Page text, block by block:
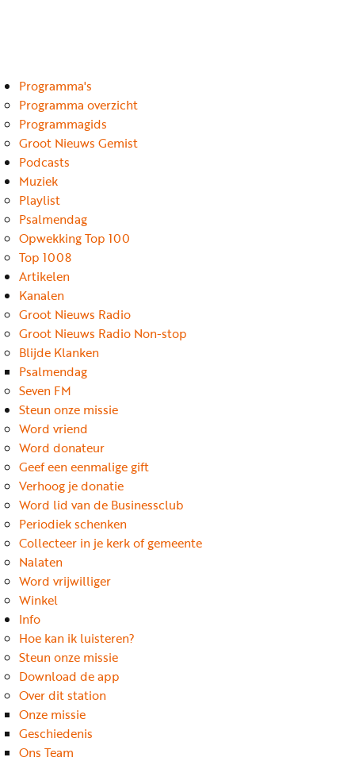
Programma's
Programma overzicht
Programmagids
Groot Nieuws Gemist
Podcasts
Muziek
Playlist
Psalmendag
Opwekking Top 100
Top 1008
Artikelen
Kanalen
Groot Nieuws Radio
Groot Nieuws Radio Non-stop
Blijde Klanken
Psalmendag
Seven FM
Steun onze missie
Word vriend
Word donateur
Geef een eenmalige gift
Verhoog je donatie
Word lid van de Businessclub
Periodiek schenken
Collecteer in je kerk of gemeente
Nalaten
Word vrijwilliger
Winkel
Info
Hoe kan ik luisteren?
Steun onze missie
Download de app
Over dit station
Onze missie
Geschiedenis
Ons Team
Podcasts
Muziek
Artikelen
Kanalen
Steun
onze
missie
Info
Word
nu
vriend
Businessclub
Adverteren
Winkel
Privacy
reglement
Algemene
voorwaarden